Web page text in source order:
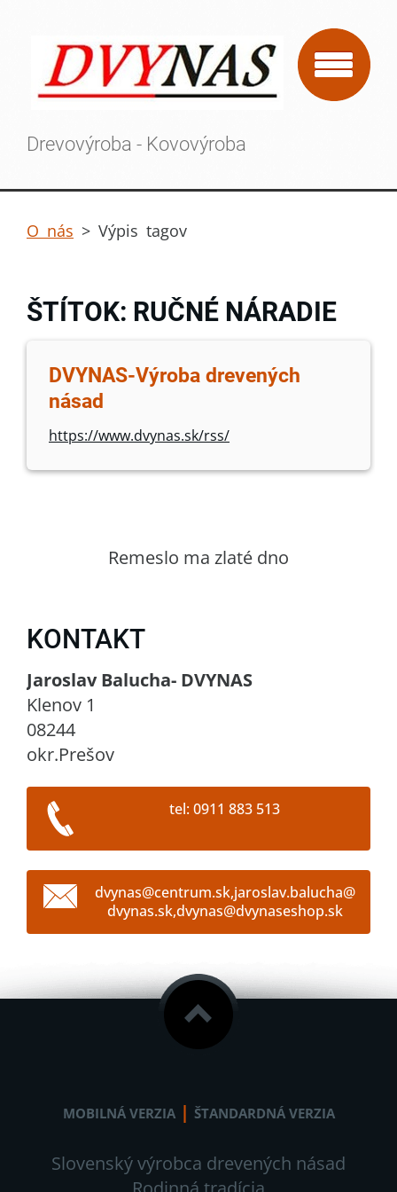
Drevovýroba - Kovovýroba
O nás > Výpis tagov
ŠTÍTOK: RUČNÉ NÁRADIE
DVYNAS-Výroba drevených
násad
https://www.dvynas.sk/rss/
Remeslo ma zlaté dno
KONTAKT
Jaroslav Balucha- DVYNAS
Klenov 1
08244
okr.Prešov
tel: 0911 883 513
dvynas@centrum.sk,jaroslav.balucha@
dvynas.sk,dvynas@dvynaseshop.sk
MOBILNÁ VERZIA | ŠTANDARDNÁ VERZIA
Slovenský výrobca drevených násad